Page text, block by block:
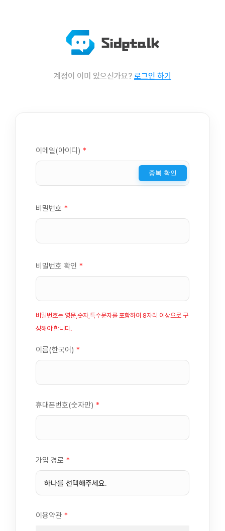
계정이 이미 있으신가요? 로그인 하기
이메일(아이디) *
중복 확인
비밀번호 *
비밀번호 확인 *
비밀번호는 영문,숫자,특수문자를 포함하여 8자리 이상으로 구
성해야 합니다.
이름(한국어) *
휴대폰번호(숫자만) *
가입 경로 *
이용약관 *